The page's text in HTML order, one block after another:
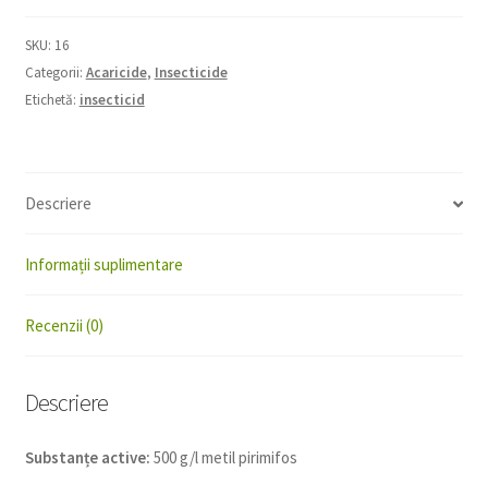
ml
SKU: 16
Categorii: Acaricide, Insecticide
Etichetă: insecticid
Descriere
Informații suplimentare
Recenzii (0)
Descriere
Substanțe active: 500 g/l metil pirimifos